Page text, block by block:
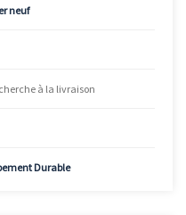
neuf
à la livraison
Durable